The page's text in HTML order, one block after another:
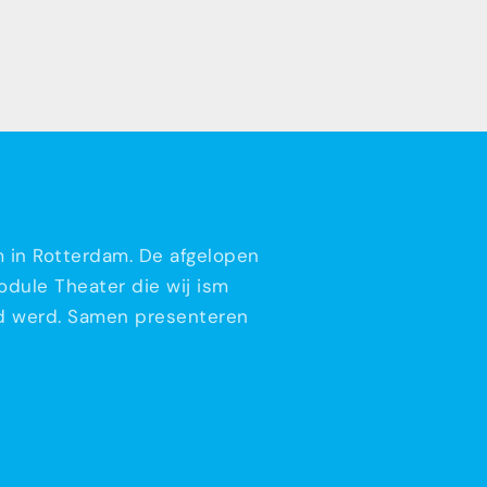
Rotterdam. De afgelopen
Theater die wij ism
werd. Samen presenteren